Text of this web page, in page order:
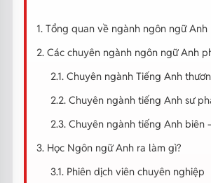
1. Tổng quan về ngành ngôn ngữ Anh
2. Các chuyên ngành ngôn ngữ Anh
2.1. Chuyên ngành Tiếng Anh
2.2. Chuyên ngành tiếng Anh sư
2.3. Chuyên ngành tiếng Anh biên
3. Học Ngôn ngữ Anh ra làm gì?
3.1. Phiên dịch viên chuyên nghiệp